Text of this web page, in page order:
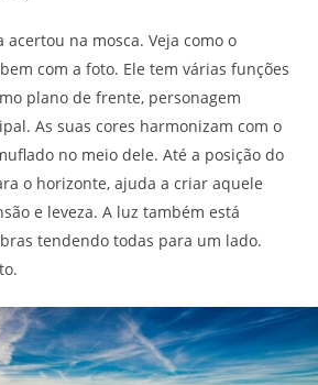
acertou na mosca. Veja como o
com a foto. Ele tem várias funções
plano de frente, personagem
As suas cores harmonizam com o
no meio dele. Até a posição do
o horizonte, ajuda a criar aquele
e leveza. A luz também está
tendendo todas para um lado.